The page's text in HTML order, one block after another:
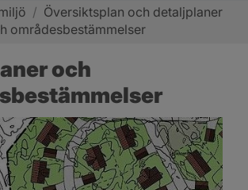
/ Översiktsplan och detaljplaner
områdesbestämmelser
och